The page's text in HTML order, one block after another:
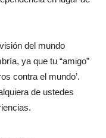
del mundo
ya que tu “amigo”
contra el mundo’.
de ustedes